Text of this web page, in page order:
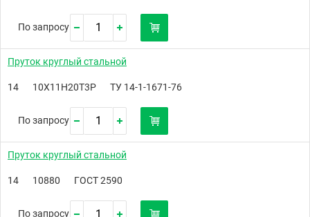
По запросу
Пруток круглый стальной
14 10Х11Н20Т3Р ТУ 14-1-1671-76
По запросу
Пруток круглый стальной
14 10880 ГОСТ 2590
По запросу